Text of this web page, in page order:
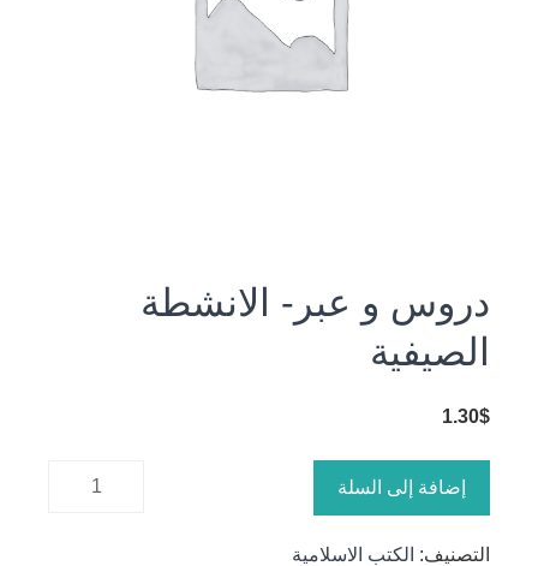
دروس و عبر- الانشطة
الصيفية
1.30$
إضافة إلى السلة
التصنيف: الكتب الاسلامية